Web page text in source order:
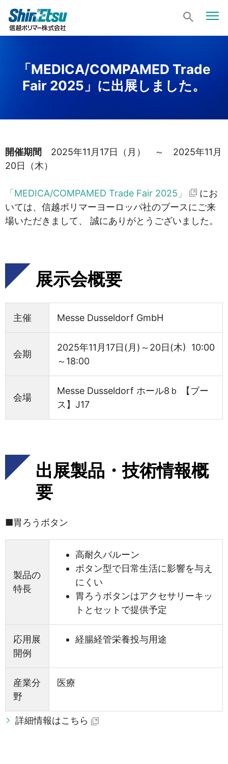
「MEDICA/COMPAMED Trade
Fair 2025」に出展しました。
開催期間 2025年11月17日（月） ～ 2025年11月
20日（木）
「MEDICA/COMPAMED Trade Fair 2025」
にお
いては、信越ポリマーヨーロッパ社のブースにご来
場いただきまして、 誠にありがとうございました。
展示会概要
主催 Messe Dusseldorf GmbH
会期
2025年11月17日(月)～20日(木) 10:00
～18:00
会場
Messe Dusseldorf ホール8ｂ 【ブー
ス】J17
出展製品・技術情報概
要
■胃ろうボタン
製品の
特長
高耐久バルーン
ボタン型で日常生活に影響を与え
にくい
胃ろうボタンはアクセサリーキッ
トとセットで提供予定
応用展
開例
経腸経管栄養投与用途
産業分
野
医療
詳細情報はこちら